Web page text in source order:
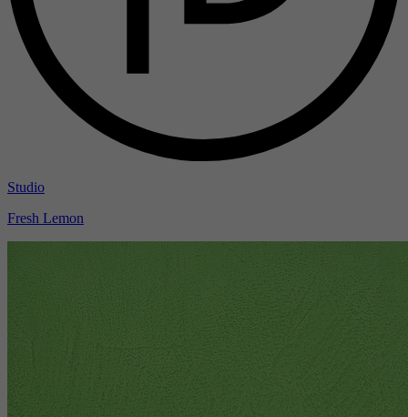
Studio
Fresh Lemon